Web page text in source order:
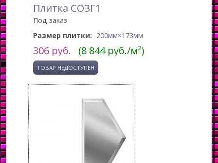
Плитка СОЗГ1
Под заказ
Размер плитки: 200мм×173мм
306 руб. (8 844 руб./м²)